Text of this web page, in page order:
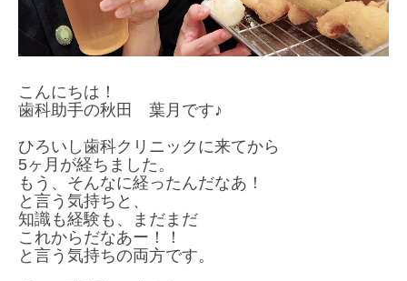
こんにちは！
歯科助手の秋田 葉月です♪
ひろいし歯科クリニックに来てから
5ヶ月が経ちました。
もう、そんなに経ったんだなあ！
と言う気持ちと、
知識も経験も、まだまだ
これからだなあー！！
と言う気持ちの両方です。